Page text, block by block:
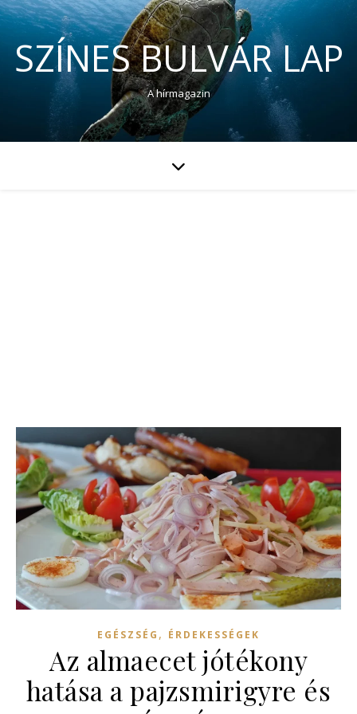
SZÍNES BULVÁR LAP
A hírmagazin
EGÉSZSÉG , ÉRDEKESSÉGEK
Az almaecet jótékony
hatása a pajzsmirigyre és